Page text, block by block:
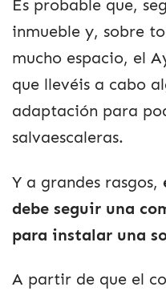
Es probable que,
inmueble y, sobre
mucho espacio, el
que llevéis a cabo
adaptación para
salvaescaleras.
Y a grandes rasgos,
debe seguir una
para instalar una
A partir de que el